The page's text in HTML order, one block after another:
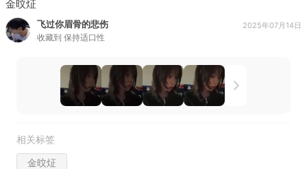
金旼炡
飞过你眉骨的悲伤
收藏到 保持适口性
2025年07月14日
相关标签
金旼炡